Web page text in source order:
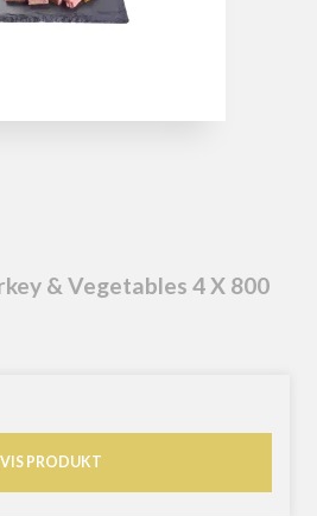
& Vegetables 4 X 800
VIS PRODUKT